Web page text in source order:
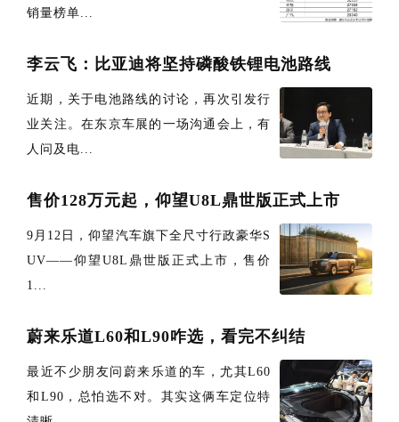
销量榜单...
李云飞：比亚迪将坚持磷酸铁锂电池路线
近期，关于电池路线的讨论，再次引发行
业关注。在东京车展的一场沟通会上，有
人问及电...
售价128万元起，仰望U8L鼎世版正式上市
9月12日，仰望汽车旗下全尺寸行政豪华S
UV——仰望U8L鼎世版正式上市，售价
1...
蔚来乐道L60和L90咋选，看完不纠结
最近不少朋友问蔚来乐道的车，尤其L60
和L90，总怕选不对。其实这俩车定位特